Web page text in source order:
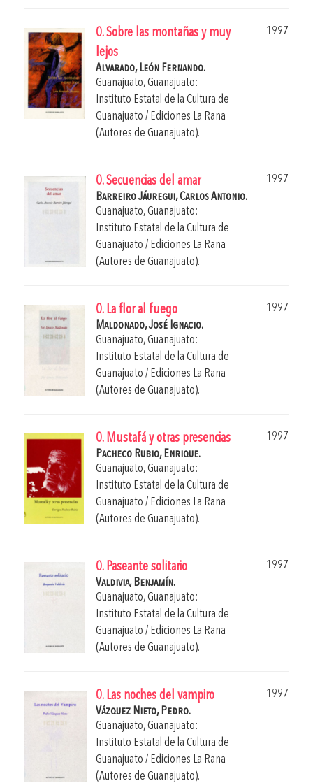
0. Sobre las montañas y muy
lejos
1997
Alvarado, León Fernando.
Guanajuato, Guanajuato:
Instituto Estatal de la Cultura de
Guanajuato / Ediciones La Rana
(Autores de Guanajuato).
0. Secuencias del amar
1997
Barreiro Jáuregui, Carlos Antonio.
Guanajuato, Guanajuato:
Instituto Estatal de la Cultura de
Guanajuato / Ediciones La Rana
(Autores de Guanajuato).
0. La flor al fuego
1997
Maldonado, José Ignacio.
Guanajuato, Guanajuato:
Instituto Estatal de la Cultura de
Guanajuato / Ediciones La Rana
(Autores de Guanajuato).
0. Mustafá y otras presencias
1997
Pacheco Rubio, Enrique.
Guanajuato, Guanajuato:
Instituto Estatal de la Cultura de
Guanajuato / Ediciones La Rana
(Autores de Guanajuato).
0. Paseante solitario
1997
Valdivia, Benjamín.
Guanajuato, Guanajuato:
Instituto Estatal de la Cultura de
Guanajuato / Ediciones La Rana
(Autores de Guanajuato).
0. Las noches del vampiro
1997
Vázquez Nieto, Pedro.
Guanajuato, Guanajuato:
Instituto Estatal de la Cultura de
Guanajuato / Ediciones La Rana
(Autores de Guanajuato).